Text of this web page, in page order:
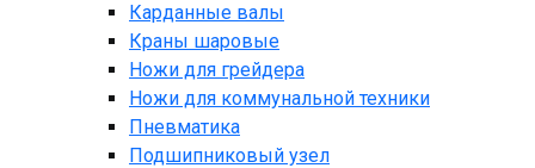
Карданные валы
Краны шаровые
Ножи для грейдера
Ножи для коммунальной техники
Пневматика
Подшипниковый узел